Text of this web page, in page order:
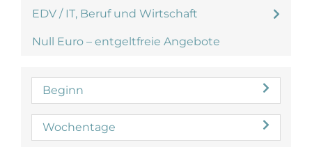
EDV / IT, Beruf und Wirtschaft
Null Euro – entgeltfreie Angebote
Beginn
Wochentage